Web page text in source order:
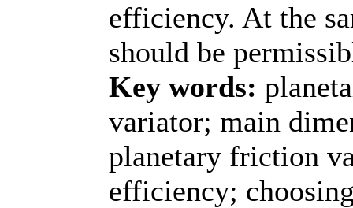
efficiency. At the
should be
Key words:
variator; main
planetary friction
efficiency;